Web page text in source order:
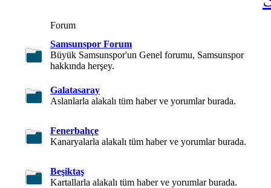
Forum
Samsunspor Forum
Büyük Samsunspor'un Genel forumu, Samsunspor
hakkında herşey.
Galatasaray
Aslanlarla alakalı tüm haber ve yorumlar burada.
Fenerbahçe
Kanaryalarla alakalı tüm haber ve yorumlar burada.
Beşiktaş
Kartallarla alakalı tüm haber ve yorumlar burada.